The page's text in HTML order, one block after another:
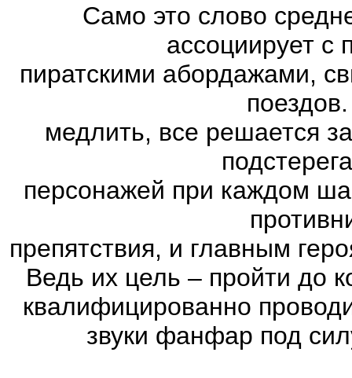
Само это слово
ассоциирует с
пиратскими абордажами,
медлить, все решается
персонажей при каждом
препятствия, и главным
Ведь их цель – пройти до
квалифицированно
звуки фанфар под